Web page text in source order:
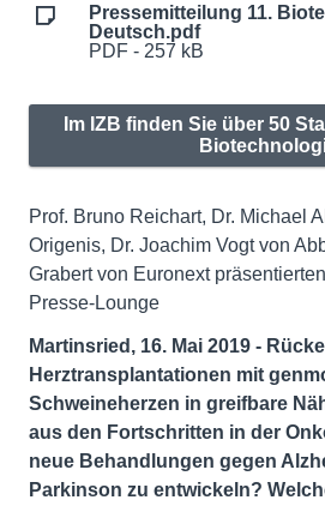
Pressemitteilung 11.
Deutsch.pdf
PDF - 257 kB
Im IZB finden Sie über 50
Prof. Bruno Reichart, Dr. Michael
Origenis, Dr. Joachim Vogt von
Grabert von Euronext
Presse-Lounge
Martinsried, 16. Mai 2019 -
Herztransplantationen mit
Schweineherzen in greifbare
aus den Fortschritten in der
neue Behandlungen gegen
Parkinson zu entwickeln?